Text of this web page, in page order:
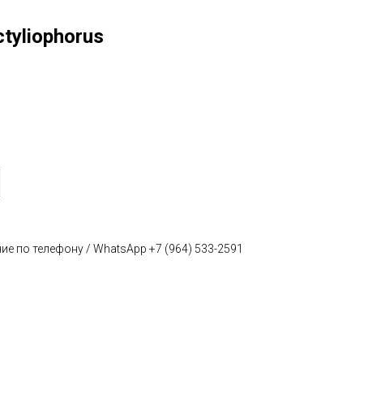
по телефону / WhatsApp +7 (964) 533-2591